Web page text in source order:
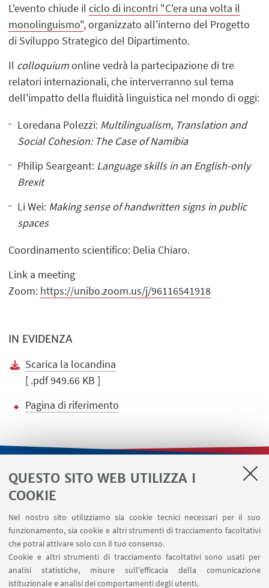
QUESTO SITO WEB UTILIZZA I
COOKIE
Nel nostro sito utilizziamo sia cookie tecnici necessari per il suo
funzionamento, sia cookie e altri strumenti di tracciamento facoltativi
che potrai attivare solo con il tuo consenso.
Cookie e altri strumenti di tracciamento facoltativi sono usati per
analisi statistiche, misure sull'efficacia della comunicazione
istituzionale e analisi dei comportamenti degli utenti.
L'evento chiude ilciclo di incontri "C'era una volta il
monolinguismo", organizzato all'interno del Progetto
di Sviluppo Strategico del Dipartimento.
Il colloquiumonline vedrà la partecipazione di tre
relatori internazionali, che interverranno sul tema
dell'impatto della fluidità linguistica nel mondo di oggi:
Loredana Polezzi: Multilingualism, Translation and
Social Cohesion: The Case of Namibia
Philip Seargeant: Language skills in an English-only
Brexit
Li Wei: Making sense of handwritten signs in public
spaces
Coordinamento scientifico: Delia Chiaro.
Link a meeting
Zoom: https://unibo.zoom.us/j/96116541918
IN EVIDENZA
Scarica la locandina
[ .pdf 949.66 KB ]
Pagina di riferimento
LINK UTILI
Area riservata
Area DIT
SEGUI IL DIPARTIMENTO SU: